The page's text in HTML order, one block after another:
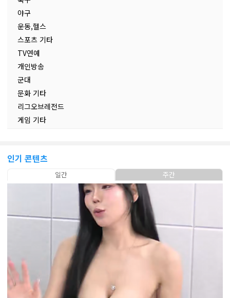
야구
운동,헬스
스포츠 기타
TV연예
개인방송
군대
문화 기타
리그오브레전드
게임 기타
인기 콘텐츠
일간 주간